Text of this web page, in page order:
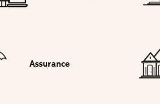
Assurance